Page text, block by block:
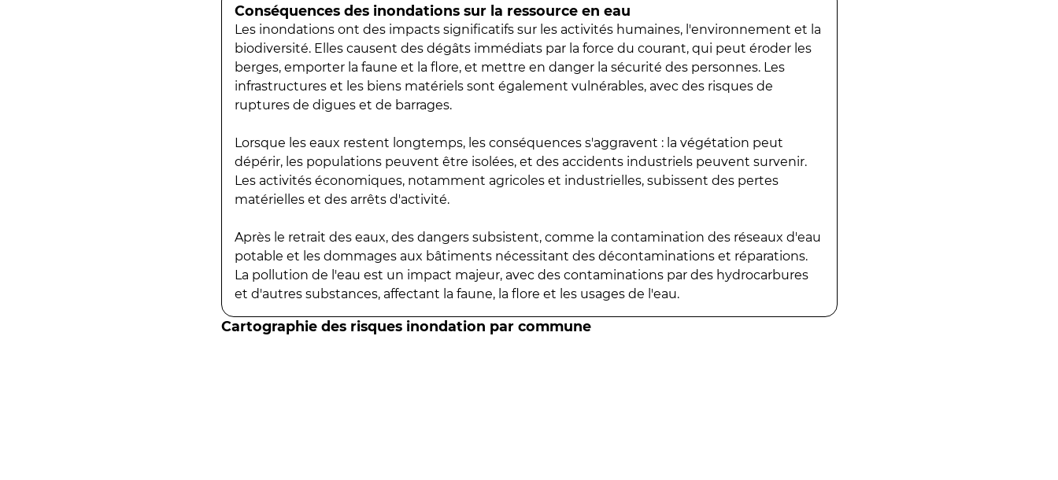
Conséquences des inondations sur la ressource en eau
Les inondations ont des impacts significatifs sur les activités humaines, l'environnement et la
biodiversité. Elles causent des dégâts immédiats par la force du courant, qui peut éroder les
berges, emporter la faune et la flore, et mettre en danger la sécurité des personnes. Les
infrastructures et les biens matériels sont également vulnérables, avec des risques de
ruptures de digues et de barrages.
Lorsque les eaux restent longtemps, les conséquences s'aggravent : la végétation peut
dépérir, les populations peuvent être isolées, et des accidents industriels peuvent survenir.
Les activités économiques, notamment agricoles et industrielles, subissent des pertes
matérielles et des arrêts d'activité.
Après le retrait des eaux, des dangers subsistent, comme la contamination des réseaux d'eau
potable et les dommages aux bâtiments nécessitant des décontaminations et réparations.
La pollution de l'eau est un impact majeur, avec des contaminations par des hydrocarbures
et d'autres substances, affectant la faune, la flore et les usages de l'eau.
Cartographie des risques inondation par commune